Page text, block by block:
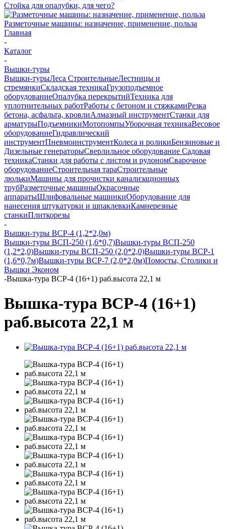
Стойка для опалубки, для чего?
Разметочные машины: назначение, применение, польза
Главная
-
Каталог
-
Вышки-туры
Вышки-турыЛеса СтроительныеЛестницы и
стремянкиСкладская техникаГрузоподъемное
оборудованиеОпалубка перекрытийТехника для
уплотнительных работРаботы с бетоном и стяжкамиРезка
бетона, асфальта, кровлиАлмазный инструментСтанки для
арматурыПодъемникиМотопомпыУборочная техникаВесовое
оборудованиеГидравлический
инструментПневмоинструментКолеса и роликиБензиновые и
Дизельные генераторыСверлильное оборудование Садовая
техникаСтанки для работы с листом и рулономСварочное
оборудованиеСтроительная тараСтроительные
люлькиМашины для прочистки канализационных
трубРазметочные машиныОкрасочные
аппаратыШлифовальные машинкиОборудование для
нанесения штукатурки и шпаклевкиКамнерезные
станкиПлиткорезы
-
Вышки-туры ВСР-4 (1,2*2,0м)
Вышки-туры ВСП-250 (1,6*0,7)Вышки-туры ВСП-250
(1,2*2,0)Вышки-туры ВСП-250 (2,0*2,0)Вышки-туры ВСР-1
(1,6*0,7м)Вышки-туры ВСР-7 (2,0*2,0м)Помосты, Столики и
Вышки Эконом
-Вышка-тура ВСР-4 (16+1) раб.высота 22,1 м
Вышка-тура ВСР-4 (16+1)
раб.высота 22,1 м